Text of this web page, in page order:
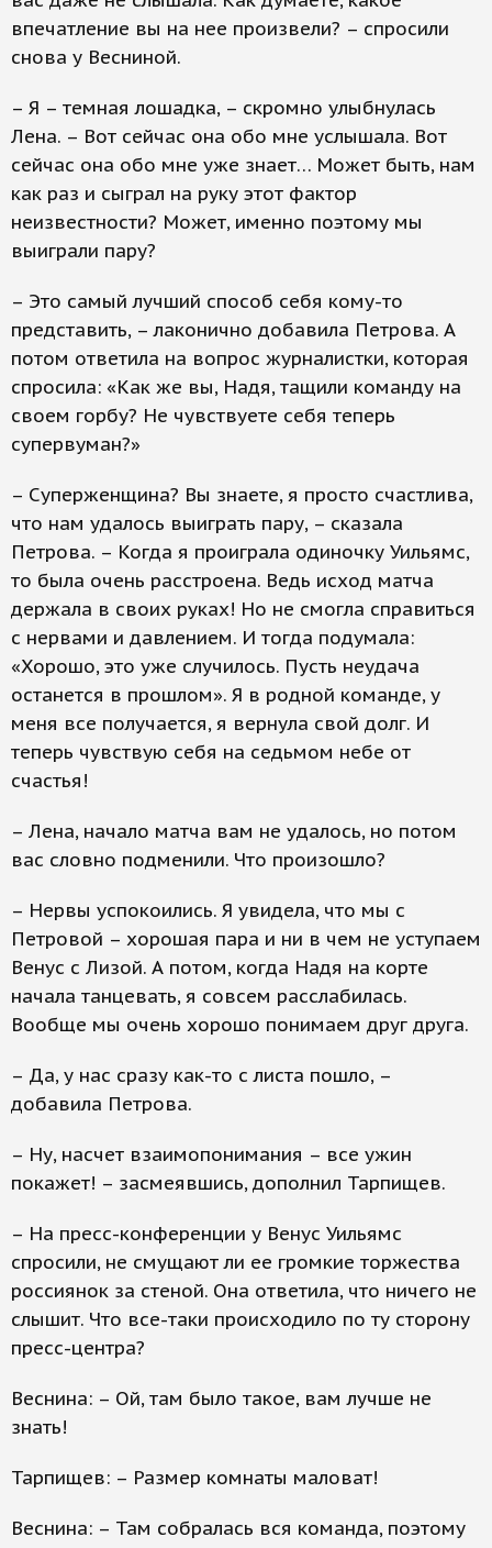
впечатление вы на нее произвели? – спросили
снова у Весниной.
– Я – темная лошадка, – скромно улыбнулась
Лена. – Вот сейчас она обо мне услышала. Вот
сейчас она обо мне уже знает… Может быть, нам
как раз и сыграл на руку этот фактор
неизвестности? Может, именно поэтому мы
выиграли пару?
– Это самый лучший способ себя кому-то
представить, – лаконично добавила Петрова. А
потом ответила на вопрос журналистки, которая
спросила: «Как же вы, Надя, тащили команду на
своем горбу? Не чувствуете себя теперь
супервуман?»
– Суперженщина? Вы знаете, я просто счастлива,
что нам удалось выиграть пару, – сказала
Петрова. – Когда я проиграла одиночку Уильямс,
то была очень расстроена. Ведь исход матча
держала в своих руках! Но не смогла справиться
с нервами и давлением. И тогда подумала:
«Хорошо, это уже случилось. Пусть неудача
останется в прошлом». Я в родной команде, у
меня все получается, я вернула свой долг. И
теперь чувствую себя на седьмом небе от
счастья!
– Лена, начало матча вам не удалось, но потом
вас словно подменили. Что произошло?
– Нервы успокоились. Я увидела, что мы с
Петровой – хорошая пара и ни в чем не уступаем
Венус с Лизой. А потом, когда Надя на корте
начала танцевать, я совсем расслабилась.
Вообще мы очень хорошо понимаем друг друга.
– Да, у нас сразу как-то с листа пошло, –
добавила Петрова.
– Ну, насчет взаимопонимания – все ужин
покажет! – засмеявшись, дополнил Тарпищев.
– На пресс-конференции у Венус Уильямс
спросили, не смущают ли ее громкие торжества
россиянок за стеной. Она ответила, что ничего не
слышит. Что все-таки происходило по ту сторону
пресс-центра?
Веснина: – Ой, там было такое, вам лучше не
знать!
Тарпищев: – Размер комнаты маловат!
Веснина: – Там собралась вся команда, поэтому